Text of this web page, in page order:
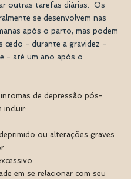
outras tarefas diárias.  Os
se desenvolvem nas
após o parto, mas podem
cedo - durante a gravidez -
- até um ano após o
de depressão pós-
incluir: